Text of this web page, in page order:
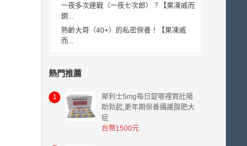
一夜多次連戰（一夜七次郎）？【果凍威而
鋼...
熟齡大哥（40+）的私密保養！【果凍威
而...
熱門推薦
1
犀利士5mg每日錠哪裡買壯陽
助勃起,更年期保養攝護腺肥大
症
台幣1500元